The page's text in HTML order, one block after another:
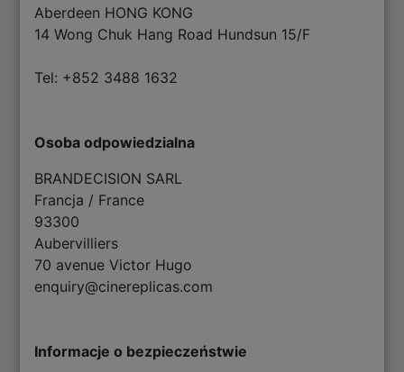
Aberdeen HONG KONG
14 Wong Chuk Hang Road Hundsun 15/F
Tel: +852 3488 1632
Osoba odpowiedzialna
BRANDECISION SARL
Francja / France
93300
Aubervilliers
70 avenue Victor Hugo
enquiry@cinereplicas.com
Informacje o bezpieczeństwie